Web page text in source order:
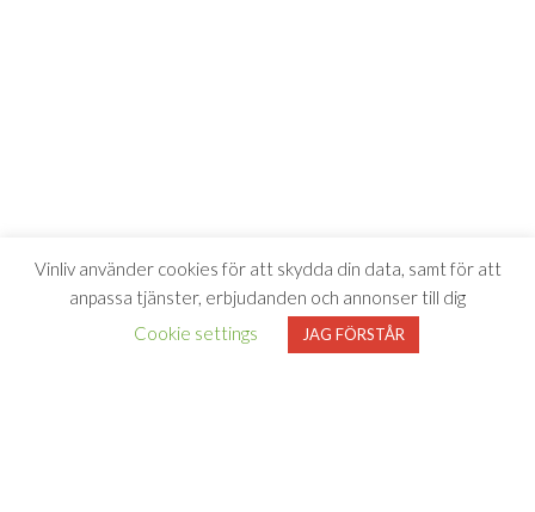
Vinliv använder cookies för att skydda din data, samt för att
anpassa tjänster, erbjudanden och annonser till dig
Cookie settings
JAG FÖRSTÅR